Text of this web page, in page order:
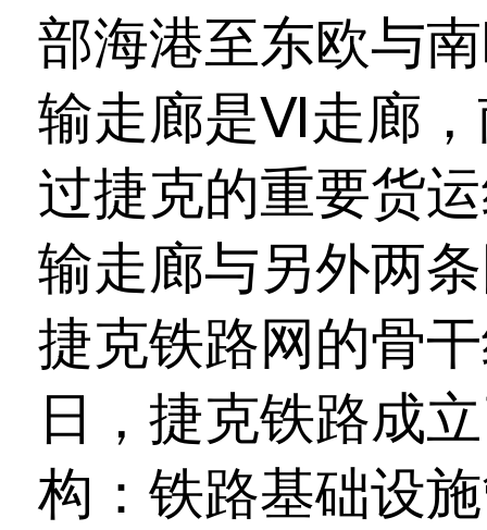
部海港至东欧与
输走廊是Ⅵ走廊
过捷克的重要货
输走廊与另外两
捷克铁路网的骨
日，捷克铁路成
构：铁路基础设